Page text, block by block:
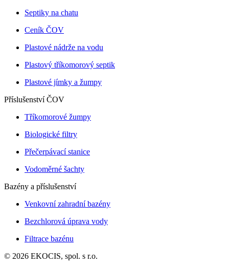
Septiky na chatu
Ceník ČOV
Plastové nádrže na vodu
Plastový tříkomorový septik
Plastové jímky a žumpy
Příslušenství ČOV
Tříkomorové žumpy
Biologické filtry
Přečerpávací stanice
Vodoměrné šachty
Bazény a příslušenství
Venkovní zahradní bazény
Bezchlorová úprava vody
Filtrace bazénu
© 2026 EKOCIS, spol. s r.o.